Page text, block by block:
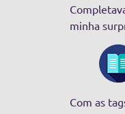
minha
Com as